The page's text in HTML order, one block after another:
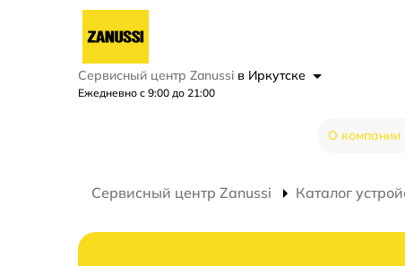
Сервисный центр Zanussi в Иркутске
Ежедневно с 9:00 до 21:00
О компании
Сервисный центр Zanussi Каталог